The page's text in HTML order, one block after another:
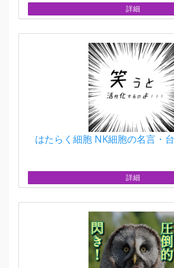
詳細
はたらく細胞 NK細胞の名言・台
詳細